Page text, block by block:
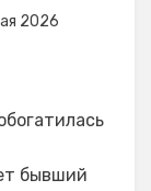
2026
бывший